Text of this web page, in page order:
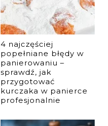
4 najczęściej
popełniane błędy w
panierowaniu –
sprawdź, jak
przygotować
kurczaka w panierce
profesjonalnie